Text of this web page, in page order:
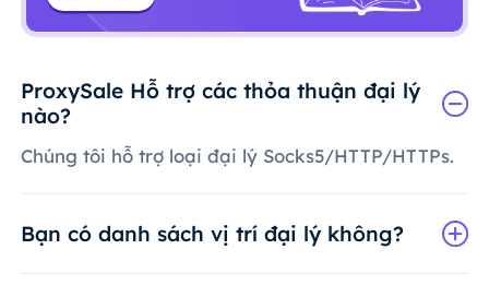
ProxySale Hỗ trợ các thỏa thuận đại lý
nào?
Chúng tôi hỗ trợ loại đại lý Socks5/HTTP/HTTPs.
Bạn có danh sách vị trí đại lý không?